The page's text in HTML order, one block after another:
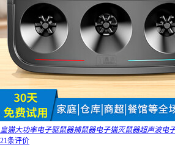
皇猫大功率电子驱鼠器捕鼠器电子猫灭鼠器超声波电
21条评价